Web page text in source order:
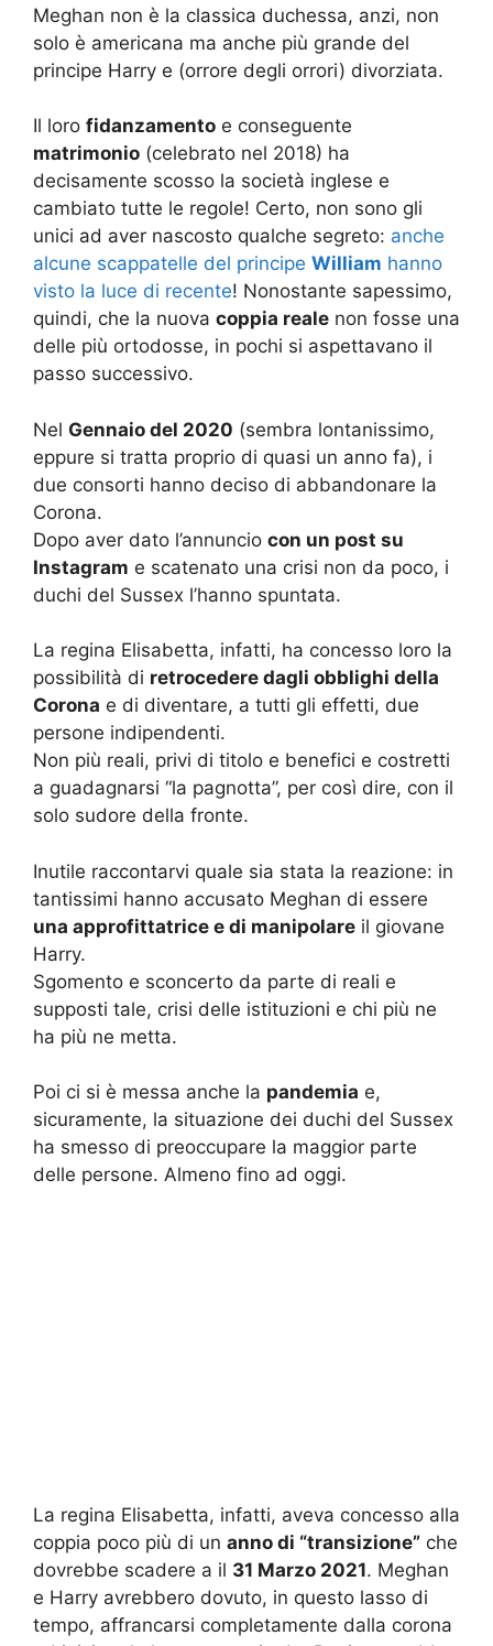
Meghan non è la classica duchessa, anzi, non
solo è americana ma anche più grande del
principe Harry e (orrore degli orrori) divorziata.
Il loro fidanzamento e conseguente
matrimonio (celebrato nel 2018) ha
decisamente scosso la società inglese e
cambiato tutte le regole! Certo, non sono gli
unici ad aver nascosto qualche segreto: anche
alcune scappatelle del principe William hanno
visto la luce di recente! Nonostante sapessimo,
quindi, che la nuova coppia reale non fosse una
delle più ortodosse, in pochi si aspettavano il
passo successivo.
Nel Gennaio del 2020 (sembra lontanissimo,
eppure si tratta proprio di quasi un anno fa), i
due consorti hanno deciso di abbandonare la
Corona.
Dopo aver dato l’annuncio con un post su
Instagram e scatenato una crisi non da poco, i
duchi del Sussex l’hanno spuntata.
La regina Elisabetta, infatti, ha concesso loro la
possibilità di retrocedere dagli obblighi della
Corona e di diventare, a tutti gli effetti, due
persone indipendenti.
Non più reali, privi di titolo e benefici e costretti
a guadagnarsi “la pagnotta”, per così dire, con il
solo sudore della fronte.
Inutile raccontarvi quale sia stata la reazione: in
tantissimi hanno accusato Meghan di essere
una approfittatrice e di manipolare il giovane
Harry.
Sgomento e sconcerto da parte di reali e
supposti tale, crisi delle istituzioni e chi più ne
ha più ne metta.
Poi ci si è messa anche la pandemia e,
sicuramente, la situazione dei duchi del Sussex
ha smesso di preoccupare la maggior parte
delle persone. Almeno fino ad oggi.
La regina Elisabetta, infatti, aveva concesso alla
coppia poco più di un anno di “transizione” che
dovrebbe scadere a il 31 Marzo 2021. Meghan
e Harry avrebbero dovuto, in questo lasso di
tempo, affrancarsi completamente dalla corona